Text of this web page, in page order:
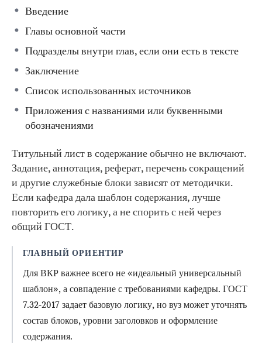
Введение
Главы основной части
Подразделы внутри глав, если они есть в тексте
Заключение
Список использованных источников
Приложения с названиями или буквенными
обозначениями
Титульный лист в содержание обычно не включают.
Задание, аннотация, реферат, перечень сокращений
и другие служебные блоки зависят от методички.
Если кафедра дала шаблон содержания, лучше
повторить его логику, а не спорить с ней через
общий ГОСТ.
ГЛАВНЫЙ ОРИЕНТИР
Для ВКР важнее всего не «идеальный универсальный
шаблон», а совпадение с требованиями кафедры. ГОСТ
7.32-2017 задает базовую логику, но вуз может уточнять
состав блоков, уровни заголовков и оформление
содержания.